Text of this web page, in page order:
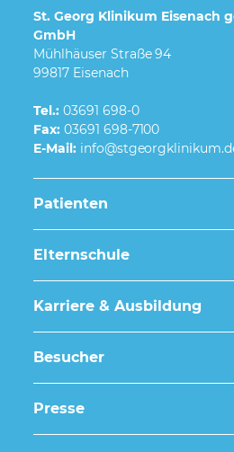
St. Georg Klinikum Eisenach
GmbH
Mühlhäuser Straße 94
99817 Eisenach
Tel.: 03691 698-0
Fax: 03691 698-7100
E-Mail:
Patienten
Elternschule
Karriere & Ausbildung
Besucher
Presse